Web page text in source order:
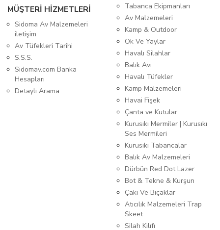
MÜŞTERİ HİZMETLERİ
Sidoma Av Malzemeleri
iletişim
Av Tüfekleri Tarihi
S.S.S.
Sidomav.com Banka
Hesapları
Detaylı Arama
Tabanca Ekipmanları
Av Malzemeleri
Kamp & Outdoor
Ok Ve Yaylar
Havalı Silahlar
Balık Avı
Havalı Tüfekler
Kamp Malzemeleri
Havai Fişek
Çanta ve Kutular
Kurusıkı Mermiler | Kurusıkı
Ses Mermileri
Kurusıkı Tabancalar
Balık Av Malzemeleri
Dürbün Red Dot Lazer
Bot & Tekne & Kurşun
Çakı Ve Bıçaklar
Atıcılık Malzemeleri Trap
Skeet
Silah Kılıfı